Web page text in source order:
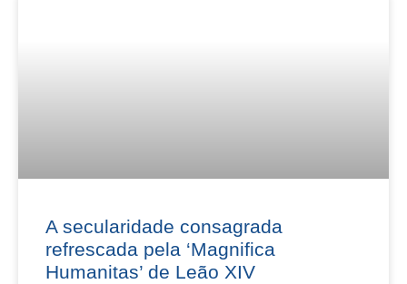
A secularidade consagrada
refrescada pela ‘Magnifica
Humanitas’ de Leão XIV